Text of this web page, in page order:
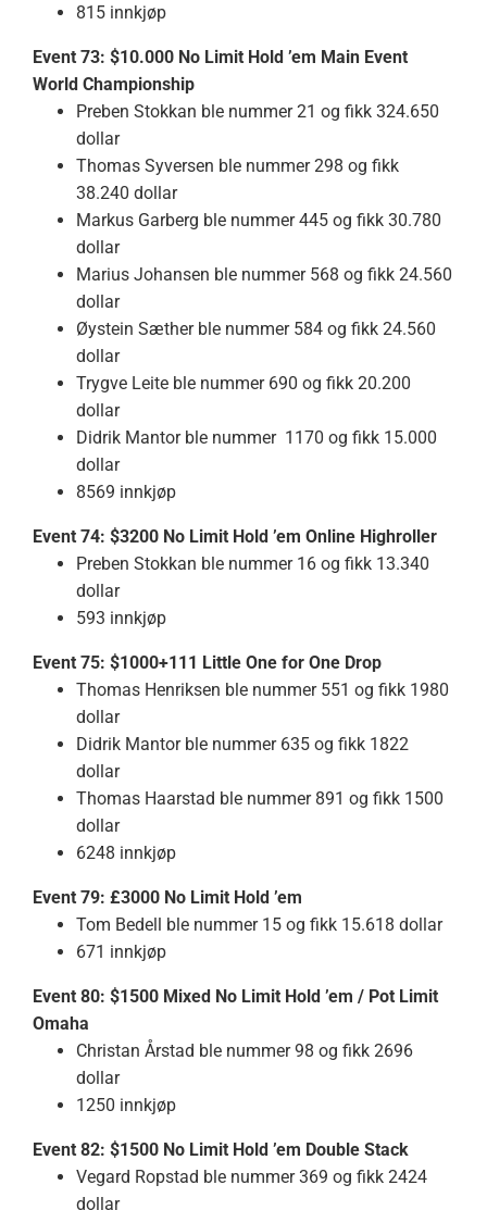
815 innkjøp
Event 73: $10.000 No Limit Hold ’em Main Event
World Championship
Preben Stokkan ble nummer 21 og fikk 324.650
dollar
Thomas Syversen ble nummer 298 og fikk
38.240 dollar
Markus Garberg ble nummer 445 og fikk 30.780
dollar
Marius Johansen ble nummer 568 og fikk 24.560
dollar
Øystein Sæther ble nummer 584 og fikk 24.560
dollar
Trygve Leite ble nummer 690 og fikk 20.200
dollar
Didrik Mantor ble nummer 1170 og fikk 15.000
dollar
8569 innkjøp
Event 74: $3200 No Limit Hold ’em Online Highroller
Preben Stokkan ble nummer 16 og fikk 13.340
dollar
593 innkjøp
Event 75: $1000+111 Little One for One Drop
Thomas Henriksen ble nummer 551 og fikk 1980
dollar
Didrik Mantor ble nummer 635 og fikk 1822
dollar
Thomas Haarstad ble nummer 891 og fikk 1500
dollar
6248 innkjøp
Event 79: £3000 No Limit Hold ’em
Tom Bedell ble nummer 15 og fikk 15.618 dollar
671 innkjøp
Event 80: $1500 Mixed No Limit Hold ’em / Pot Limit
Omaha
Christan Årstad ble nummer 98 og fikk 2696
dollar
1250 innkjøp
Event 82: $1500 No Limit Hold ’em Double Stack
Vegard Ropstad ble nummer 369 og fikk 2424
dollar